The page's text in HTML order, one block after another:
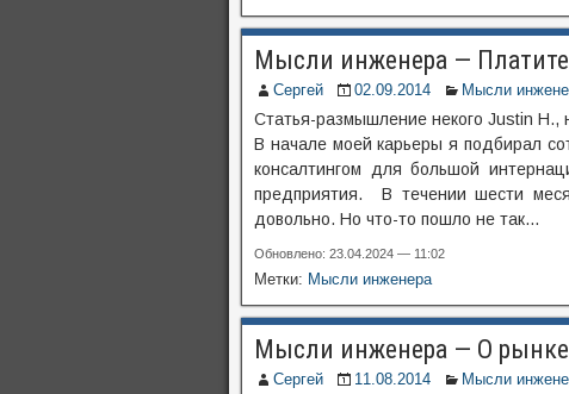
Мысли инженера —
Сергей 02.09.2014 Мысли
Статья-размышление некого Justin H.,
В начале моей карьеры я подбирал
консалтингом для большой
предприятия. В течении шести
довольно. Но что-то пошло не так…
Обновлено: 23.04.2024 — 11:02
Метки: Мысли инженера
Мысли инженера — О
Сергей 11.08.2014 Мысли